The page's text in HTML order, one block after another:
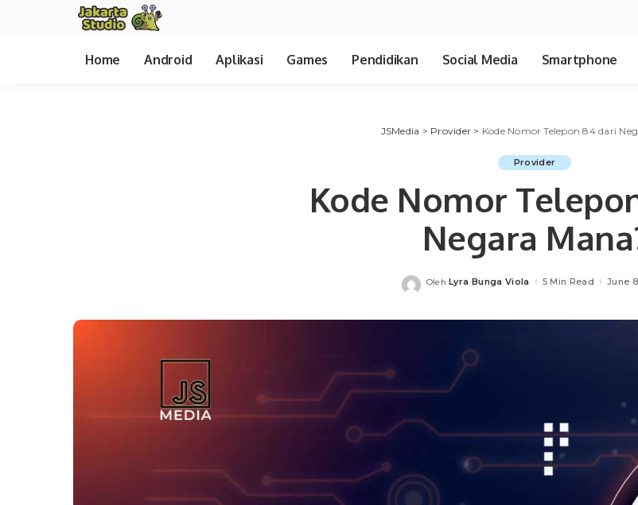
Home Android Aplikasi Games Pendidikan Social Media Smartphone
JSMedia > Provider > Kode Nomor Telepon 84 dari
Provider
Kode Nomor
Negara
Posted
Oleh Lyra Bunga Viola 5 Min Read June